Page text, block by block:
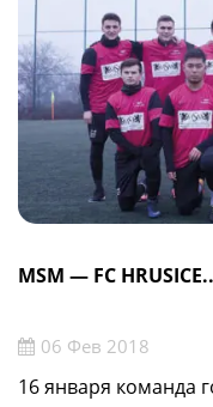
MSM — FC
06 Фев 2018
16 января команда